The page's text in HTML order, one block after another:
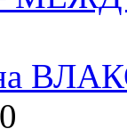
на
0